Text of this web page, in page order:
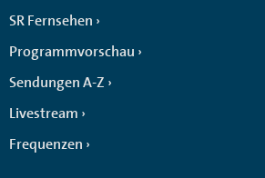
SR Fernsehen
Programmvorschau
Sendungen A-Z
Livestream
Frequenzen